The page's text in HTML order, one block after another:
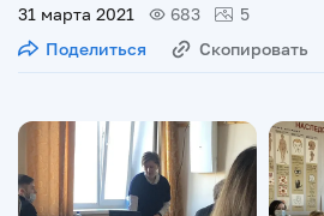
31 марта 2021 683
5
Поделиться
Скопировать